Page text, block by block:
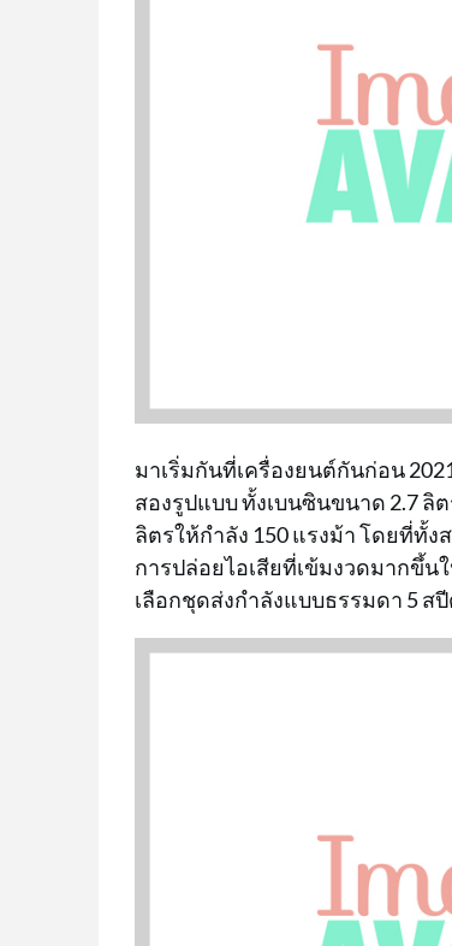
มาเริ่มกันที่เครื่องยนต์กันก่อน
สองรูปแบบ ทั้งเบนซินขนาด 2.7 ลิ
ลิตรให้กำลัง 150 แรงม้า โดยที่ทั้
การปล่อยไอเสียที่เข้มงวดมากขึ้น
เลือกชุดส่งกำลังแบบธรรมดา 5 ส